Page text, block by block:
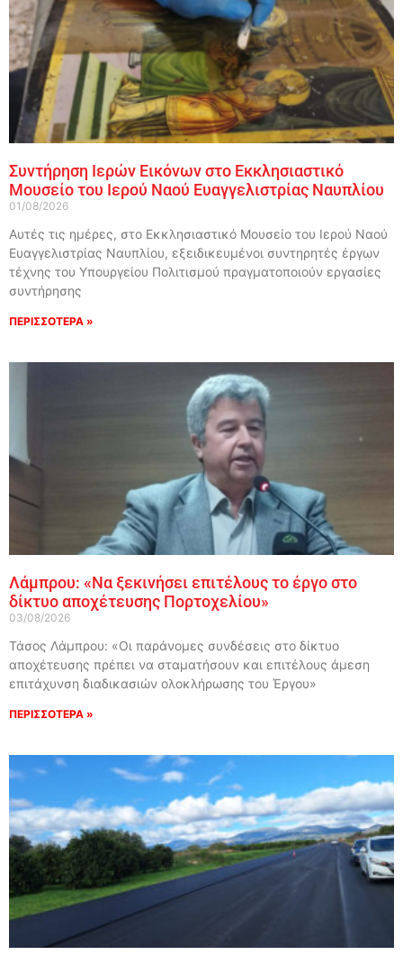
Συντήρηση Ιερών Εικόνων στο Εκκλησιαστικό
Μουσείο του Ιερού Ναού Ευαγγελιστρίας Ναυπλίου
01/08/2026
Αυτές τις ημέρες, στο Εκκλησιαστικό Μουσείο του Ιερού Ναού
Ευαγγελιστρίας Ναυπλίου, εξειδικευμένοι συντηρητές έργων
τέχνης του Υπουργείου Πολιτισμού πραγματοποιούν εργασίες
συντήρησης
ΠΕΡΙΣΣΟΤΕΡΑ »
Λάμπρου: «Να ξεκινήσει επιτέλους το έργο στο
δίκτυο αποχέτευσης Πορτοχελίου»
03/08/2026
Τάσος Λάμπρου: «Οι παράνομες συνδέσεις στο δίκτυο
αποχέτευσης πρέπει να σταματήσουν και επιτέλους άμεση
επιτάχυνση διαδικασιών ολοκλήρωσης του Έργου»
ΠΕΡΙΣΣΟΤΕΡΑ »